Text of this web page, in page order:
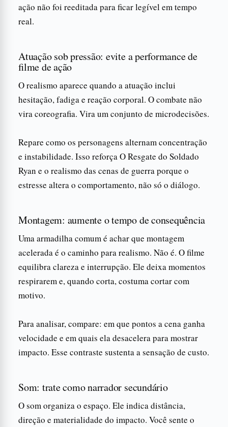
ação não foi reeditada para ficar legível em tempo
real.
Atuação sob pressão: evite a performance de
filme de ação
O realismo aparece quando a atuação inclui
hesitação, fadiga e reação corporal. O combate não
vira coreografia. Vira um conjunto de microdecisões.
Repare como os personagens alternam concentração
e instabilidade. Isso reforça O Resgate do Soldado
Ryan e o realismo das cenas de guerra porque o
estresse altera o comportamento, não só o diálogo.
Montagem: aumente o tempo de consequência
Uma armadilha comum é achar que montagem
acelerada é o caminho para realismo. Não é. O filme
equilibra clareza e interrupção. Ele deixa momentos
respirarem e, quando corta, costuma cortar com
motivo.
Para analisar, compare: em que pontos a cena ganha
velocidade e em quais ela desacelera para mostrar
impacto. Esse contraste sustenta a sensação de custo.
Som: trate como narrador secundário
O som organiza o espaço. Ele indica distância,
direção e materialidade do impacto. Você sente o